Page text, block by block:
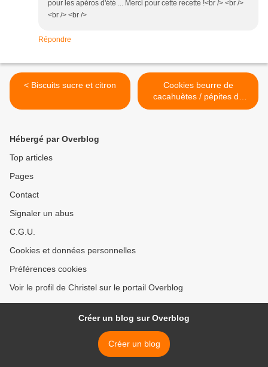
pour les apéros d'été ... Merci pour cette recette !<br /> <br />
<br /> <br />
Répondre
< Biscuits sucre et citron
Cookies beurre de
cacahuètes / pépites de
chocolat >
Hébergé par Overblog
Top articles
Pages
Contact
Signaler un abus
C.G.U.
Cookies et données personnelles
Préférences cookies
Voir le profil de Christel sur le portail Overblog
Créer un blog sur Overblog
Créer un blog